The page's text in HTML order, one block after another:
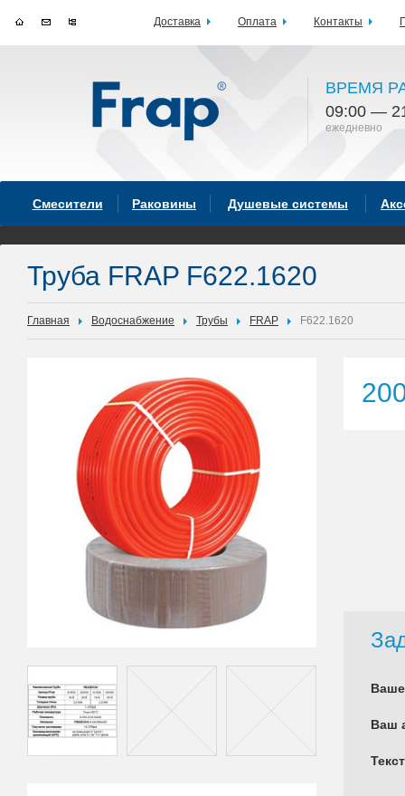
ВРЕМЯ
09:00 —
ежедневно
Смесители Раковины Душевые системы
Труба FRAP F622.1620
Главная Водоснабжение Трубы FRAP F622.1620
Ваш
Доставка Оплата Контакты